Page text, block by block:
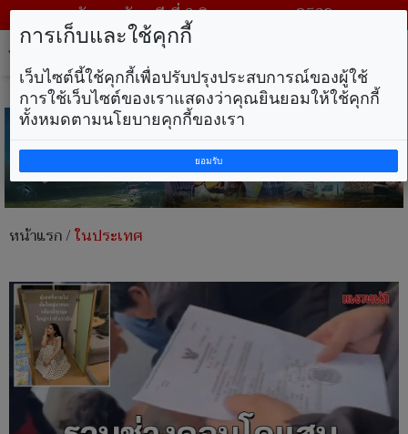
วันพฤหัสบดี ที่ 6 สิงหาคม พ.ศ. 2569
หน้าแรก/ในประเทศ
การเก็บและใช้คุกกี้
เว็บไซต์นี้ใช้คุกกี้เพื่อปรับปรุงประสบการณ์ของผู้ใช้
การใช้เว็บไซต์ของเราแสดงว่าคุณยินยอมให้ใช้คุกกี้
ทั้งหมดตามนโยบายคุกกี้ของเรา
ยอมรับ